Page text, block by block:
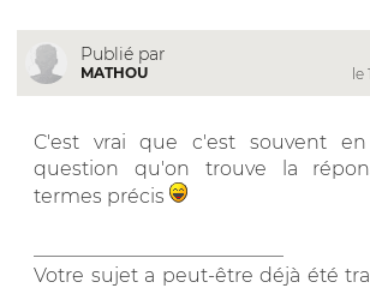
Publié par
MATHOU
le
C'est vrai que c'est souvent
question qu'on trouve la
termes précis
Votre sujet a peut-être déjà été